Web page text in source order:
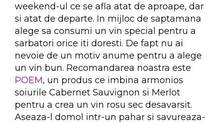
weekend-ul ce se afla atat de aproape, dar
si atat de departe. In mijloc de saptamana
alege sa consumi un vin special pentru a
sarbatori orice iti doresti. De fapt nu ai
nevoie de un motiv anume pentru a alege
un vin bun. Recomandarea noastra este
POEM, un produs ce imbina armonios
soiurile Cabernet Sauvignon si Merlot
pentru a crea un vin rosu sec desavarsit.
Aseaza-l domol intr-un pahar si savureaza-